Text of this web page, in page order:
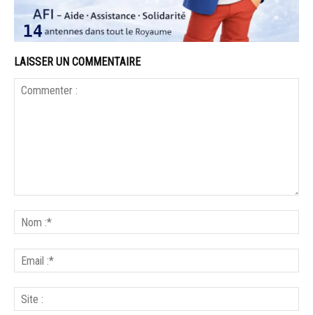
LAISSER UN COMMENTAIRE